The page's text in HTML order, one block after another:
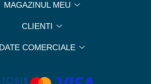
MAGAZINUL MEU
CLIENTI
DATE COMERCIALE